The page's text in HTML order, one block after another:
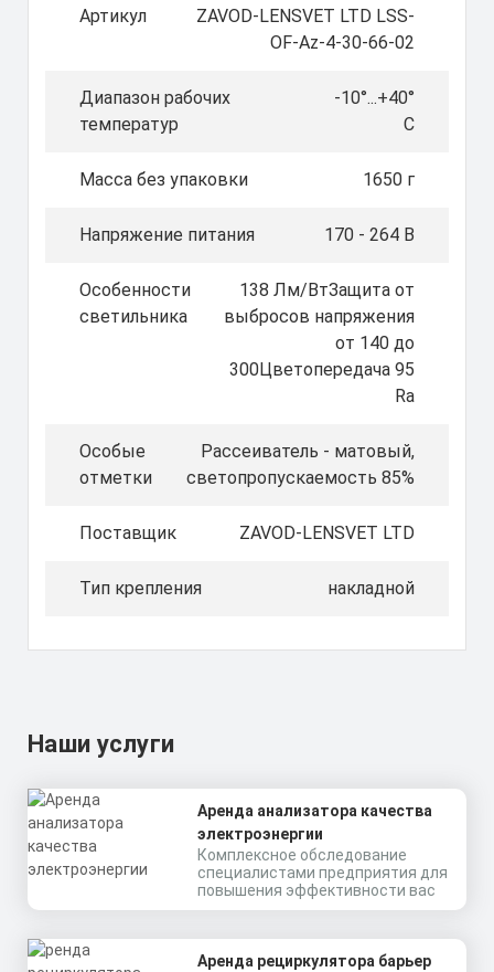
Артикул
ZAVOD-LENSVET LTD LSS-
OF-Az-4-30-66-02
Диапазон рабочих
температур
-10°...+40°
C
Масса без упаковки 1650 г
Напряжение питания 170 - 264 В
Особенности
светильника
138 Лм/ВтЗащита от
выбросов напряжения
от 140 до
300Цветопередача 95
Ra
Особые
отметки
Рассеиватель - матовый,
светопропускаемость 85%
Поставщик ZAVOD-LENSVET LTD
Тип крепления накладной
Наши услуги
Аренда анализатора качества
электроэнергии
Комплексное обследование
специалистами предприятия для
повышения эффективности вас
Аренда рециркулятора барьер